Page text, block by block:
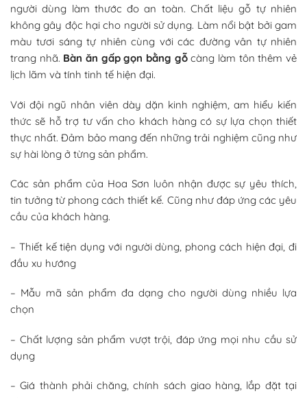
người dùng làm thước đo an toàn. Chất liệu gỗ tự nhiên
không gây độc hại cho người sử dụng. Làm nổi bật bởi gam
màu tươi sáng tự nhiên cùng với các đường vân tự nhiên
trang nhã. Bàn ăn gấp gọn bằng gỗcàng làm tôn thêm vẻ
lịch lãm và tính tinh tế hiện đại.
Với đội ngũ nhân viên dày dặn kinh nghiệm, am hiểu kiến
thức sẽ hỗ trợ tư vấn cho khách hàng có sự lựa chọn thiết
thực nhất. Đảm bảo mang đến những trải nghiệm cũng như
sự hài lòng ở từng sản phẩm.
Các sản phẩm của Hoa Sơn luôn nhận được sự yêu thích,
tin tưởng từ phong cách thiết kế. Cũng như đáp ứng các yêu
cầu của khách hàng.
– Thiết kế tiện dụng với người dùng, phong cách hiện đại, đi
đầu xu hướng
– Mẫu mã sản phẩm đa dạng cho người dùng nhiều lựa
chọn
– Chất lượng sản phẩm vượt trội, đáp ứng mọi nhu cầu sử
dụng
– Giá thành phải chăng, chính sách giao hàng, lắp đặt tại